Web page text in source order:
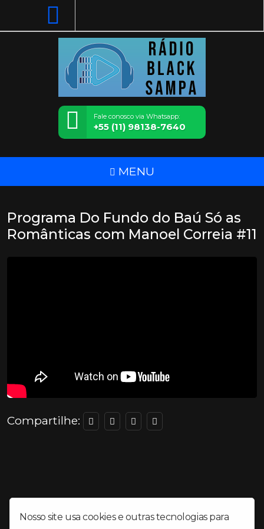
Fale conosco via Whatsapp:
+55 (11) 98138-7640
MENU
Programa Do Fundo do Baú Só as
Românticas com Manoel Correia #11
Compartilhe:
Nosso site usa cookies e outras tecnologias para